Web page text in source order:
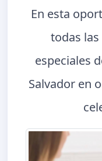
En esta
todas
especiales
Salvador en